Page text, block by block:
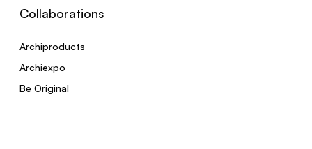
Collaborations
Archiproducts
Archiexpo
Be Original